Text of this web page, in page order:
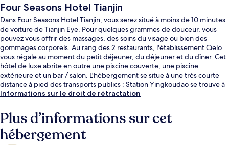
Four Seasons Hotel Tianjin
Dans Four Seasons Hotel Tianjin, vous serez situé à moins de 10 minutes
de voiture de Tianjin Eye. Pour quelques grammes de douceur, vous
pouvez vous offrir des massages, des soins du visage ou bien des
gommages corporels. Au rang des 2 restaurants, l'établissement Cielo
vous régale au moment du petit déjeuner, du déjeuner et du dîner. Cet
hôtel de luxe abrite en outre une piscine couverte, une piscine
extérieure et un bar / salon. L'hébergement se situe à une très courte
distance à pied des transports publics : Station Yingkoudao se trouve à
6 min et Station Hepinglu, à 15 min.
Informations sur le droit de rétractation
Plus d’informations sur cet
hébergement